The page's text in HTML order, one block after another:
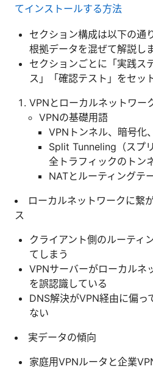
てインストールする方法
セクション構成は以下の通
根拠データを混ぜて解説しま
セクションごとに「実践ス
ス」「確認テスト」をセッ
VPNとローカルネットワー
VPNの基礎用語
VPNトンネル、暗号化
Split Tunneling（スプ
全トラフィックのトン
NATとルーティングテ
ローカルネットワークに繋
ス
クライアント側のルーティ
てしまう
VPNサーバーがローカルネ
を誤認識している
DNS解決がVPN経由に偏っ
ない
実データの傾向
家庭用VPNルータと企業